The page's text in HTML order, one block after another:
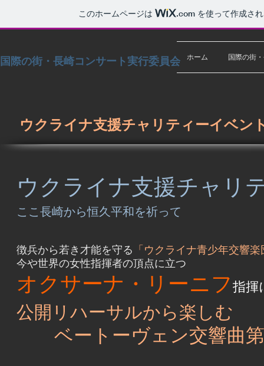
このホームページは .com を使って作成さ
国際の街・長崎コンサート実行委員会
ウクライナ支援チャリティーイベン
ウクライナ支援チャリ
ここ長崎から恒久平和を祈って
徴兵から若き才能を守る 「ウクライナ青少年交響楽
今や世界の女性指揮者の頂点に立つ
オクサーナ・リーニフ 指揮
公開リハーサルから楽しむ
ベートーヴェン交響曲
ホーム 国際の街